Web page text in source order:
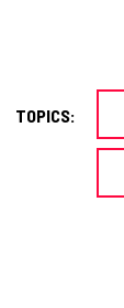
TOPICS: